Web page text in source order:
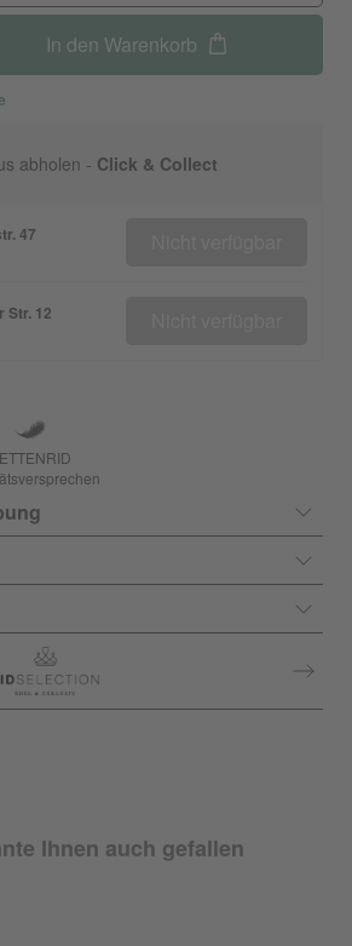
In den Warenkorb
abholen - Click & Collect
47
Str. 12
Ihnen auch gefallen